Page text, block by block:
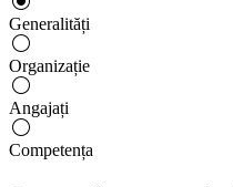
Generalități
Organizație
Angajați
Competența